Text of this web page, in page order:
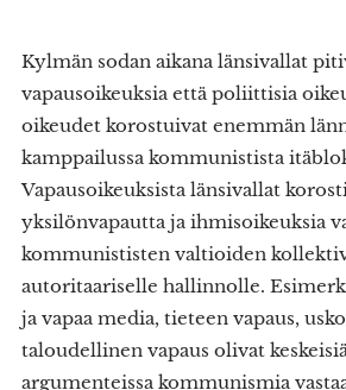
Kylmän sodan aikana länsivallat
vapausoikeuksia että poliittisia
oikeudet korostuivat enemmän
kamppailussa kommunistista
Vapausoikeuksista länsivallat
yksilönvapautta ja ihmisoikeuksia
kommunististen valtioiden
autoritaariselle hallinnolle.
ja vapaa media, tieteen vapaus,
taloudellinen vapaus olivat
argumenteissa kommunismia